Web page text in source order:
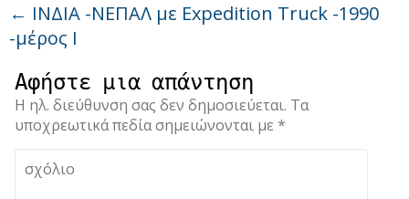
← ΙΝΔΙΑ -ΝΕΠΑΛ με Expedition Truck -1990
-μέρος Ι
Αφήστε μια απάντηση
Η ηλ. διεύθυνση σας δεν δημοσιεύεται. Τα
υποχρεωτικά πεδία σημειώνονται με *